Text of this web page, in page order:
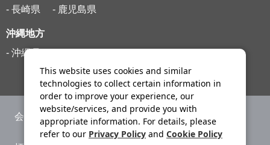
- 長崎県
- 鹿児島県
沖縄地方
- 沖縄県
会社案内 ニュースリリース
This website uses cookies and similar
technologies to collect certain information in
order to improve your experience, our
website/services, and provide you with
appropriate information. For details, please
refer to our Privacy Policy and Cookie Policy